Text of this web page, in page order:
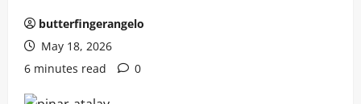
butterfingerangelo
May 18, 2026
6 minutes read
0